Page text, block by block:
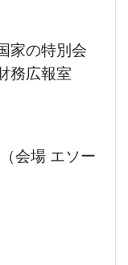
家の特別会
広報室
会場 エソー